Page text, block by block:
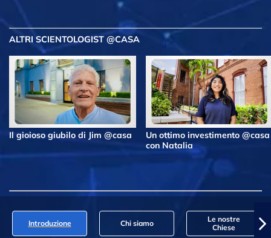
ALTRI SCIENTOLOGIST @CASA
Il gioioso giubilo di Jim @casa
Un ottimo investimento @casa
con Natalia
Introduzione Chi siamo
Le nostre
Chiese